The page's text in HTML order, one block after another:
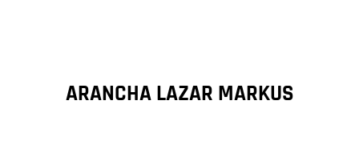
ARANCHA LAZAR MARKUS